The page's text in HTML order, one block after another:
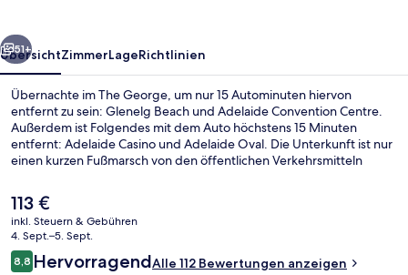
Weiter
51+
ÜbersichtZimmerLageRichtlinien
Übernachte im The George, um nur 15 Autominuten hiervon
entfernt zu sein: Glenelg Beach und Adelaide Convention Centre.
Außerdem ist Folgendes mit dem Auto höchstens 15 Minuten
entfernt: Adelaide Casino und Adelaide Oval. Die Unterkunft ist nur
einen kurzen Fußmarsch von den öffentlichen Verkehrsmitteln
(Straßenbahnhaltestelle Moseley Square (Haltestelle 17)) bzw. 5
Minuten (Straßenbahnhaltestelle Jetty Road (Haltestelle 16)).
Der
aktuelle
Preis
beträgt
113 €.
113 €
inkl. Steuern & Gebühren
4. Sept.–5. Sept.
Bewertungen
8,88,8 von 10.
HervorragendAlle 112 Bewertungen anzeigen